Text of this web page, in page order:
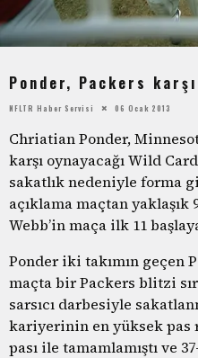
Ponder, Packers
NFLTR Haber Servisi 06 Ocak 2013
Chriatian Ponder,
karşı oynayacağı Wild
sakatlık nedeniyle forma
açıklama maçtan yaklaşık
Webb’in maça ilk 11
Ponder iki takımın geçen
maçta bir Packers blitzi
sarsıcı darbesiyle
kariyerinin en yüksek pas
pası ile tamamlamıştı ve